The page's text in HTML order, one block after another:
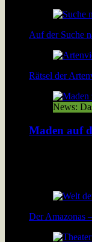
Auf der Suche
Rätsel der
News:
Maden auf
Der Amazonas